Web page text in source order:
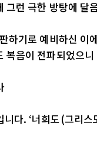
런 극한 방탕에 달
하기로 예비하신 이
복음이 전파되었으
니다. ‘너희도(그리